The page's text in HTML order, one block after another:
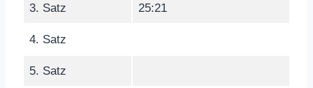
3. Satz 25:21
4. Satz
5. Satz